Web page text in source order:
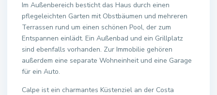
Im Außenbereich besticht das Haus durch einen
pflegeleichten Garten mit Obstbäumen und mehreren
Terrassen rund um einen schönen Pool, der zum
Entspannen einlädt. Ein Außenbad und ein Grillplatz
sind ebenfalls vorhanden. Zur Immobilie gehören
außerdem eine separate Wohneinheit und eine Garage
für ein Auto.
Calpe ist ein charmantes Küstenziel an der Costa